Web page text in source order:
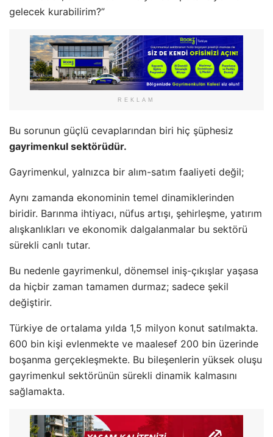
gelecek kurabilirim?”
REKLAM
Bu sorunun güçlü cevaplarından biri hiç şüphesiz
gayrimenkul sektörüdür.
Gayrimenkul, yalnızca bir alım-satım faaliyeti değil;
Aynı zamanda ekonominin temel dinamiklerinden
biridir. Barınma ihtiyacı, nüfus artışı, şehirleşme, yatırım
alışkanlıkları ve ekonomik dalgalanmalar bu sektörü
sürekli canlı tutar.
Bu nedenle gayrimenkul, dönemsel iniş-çıkışlar yaşasa
da hiçbir zaman tamamen durmaz; sadece şekil
değiştirir.
Türkiye de ortalama yılda 1,5 milyon konut satılmakta.
600 bin kişi evlenmekte ve maalesef 200 bin üzerinde
boşanma gerçekleşmekte. Bu bileşenlerin yüksek oluşu
gayrimenkul sektörünün sürekli dinamik kalmasını
sağlamakta.